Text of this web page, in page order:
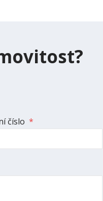
číslo *